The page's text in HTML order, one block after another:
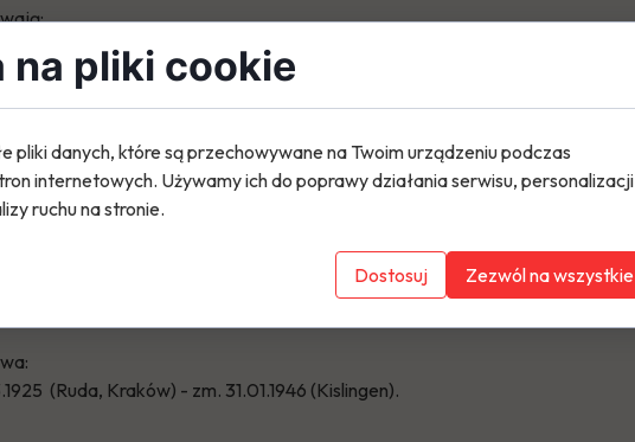
(Süßen) - zm. 31.01.1943 (Süßen).
(Kosdowice) - zm. 18.02.1943 (Süßen).
(Ruda, Kraków) - zm. 31.01.1946 (Kislingen).
na pliki cookie
pliki danych, które są przechowywane na Twoim urządzeniu podczas
internetowych. Używamy ich do poprawy działania serwisu, personalizacji
ruchu na stronie.
Dostosuj Zezwól na wszystkie